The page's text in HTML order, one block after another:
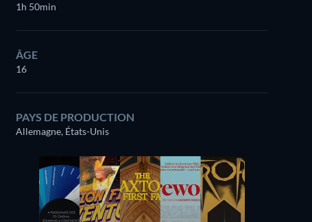
1h 50min
ÂGE
16
PAYS DE PRODUCTION
Allemagne, États-Unis